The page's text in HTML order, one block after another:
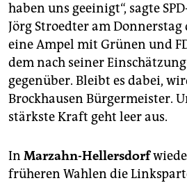
haben uns geeinigt“, sagte
Jörg Stroedter am Donnerstag
eine Ampel mit Grünen und
dem nach seiner
gegenüber. Bleibt es dabei,
Brockhausen Bürgermeister.
stärkste Kraft geht leer aus.
In Marzahn-Hellersdorf
früheren Wahlen die